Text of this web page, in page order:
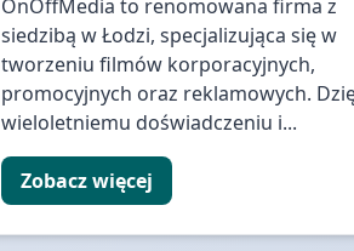
OnOffMedia to renomowana firma z
siedzibą w Łodzi, specjalizująca się w
tworzeniu filmów korporacyjnych,
promocyjnych oraz reklamowych.
wieloletniemu doświadczeniu i...
Zobacz więcej